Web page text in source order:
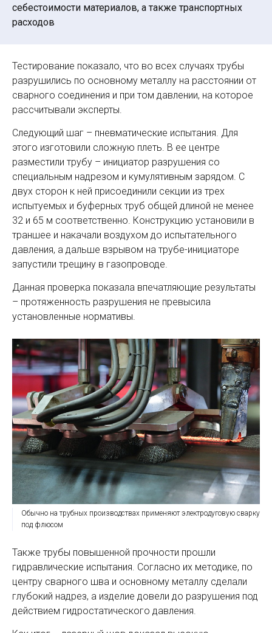
себестоимости материалов, а также транспортных
расходов
Тестирование показало, что во всех случаях трубы
разрушились по основному металлу на расстоянии от
сварного соединения и при том давлении, на которое
рассчитывали эксперты.
Следующий шаг – пневматические испытания. Для
этого изготовили сложную плеть. В ее центре
разместили трубу – инициатор разрушения со
специальным надрезом и кумулятивным зарядом. С
двух сторон к ней присоединили секции из трех
испытуемых и буферных труб общей длиной не менее
32 и 65 м соответственно. Конструкцию установили в
траншее и накачали воздухом до испытательного
давления, а дальше взрывом на трубе-инициаторе
запустили трещину в газопроводе.
Данная проверка показала впечатляющие результаты
– протяженность разрушения не превысила
установленные нормативы.
Обычно на трубных производствах применяют электродуговую сварку
под флюсом
Также трубы повышенной прочности прошли
гидравлические испытания. Согласно их методике, по
центру сварного шва и основному металлу сделали
глубокий надрез, а изделие довели до разрушения под
действием гидростатического давления.